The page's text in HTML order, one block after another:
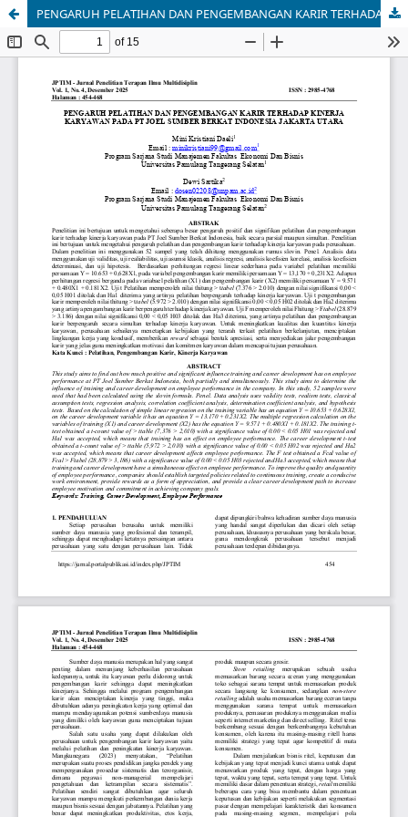
PENGARUH PELATIHAN DAN PENGEMBANGAN KARIR TERHADAP KINERJA KARYAWAN PADA PT JOEL SUMBER BERKAT INDONESIA JAKARTA UTARA